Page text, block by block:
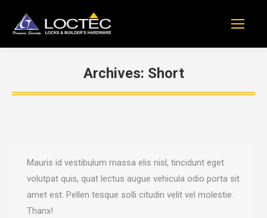
Archives: Short
You are here:
Mauris id vestibulum massa elis nisl, tincidunt eget
volutpat quis, quat lectus augue vehicula odio porta sit
amet est. Pellen tesque solli citudin velit vel molestie.
Thanx!